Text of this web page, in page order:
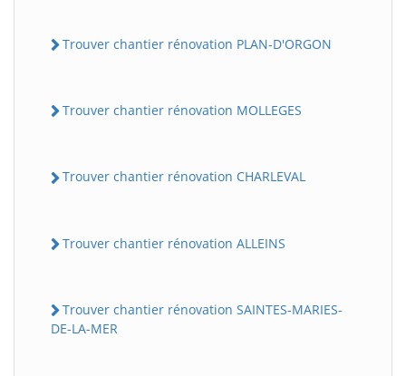
Trouver chantier rénovation PLAN-D'ORGON
Trouver chantier rénovation MOLLEGES
Trouver chantier rénovation CHARLEVAL
Trouver chantier rénovation ALLEINS
Trouver chantier rénovation SAINTES-MARIES-
DE-LA-MER